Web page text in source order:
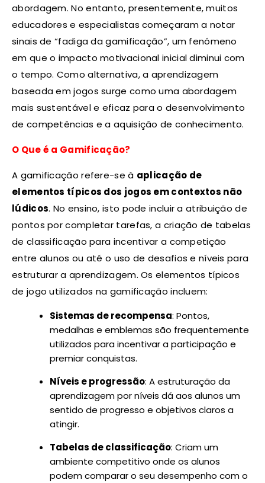
abordagem. No entanto, presentemente, muitos
educadores e especialistas começaram a notar
sinais de “fadiga da gamificação”, um fenómeno
em que o impacto motivacional inicial diminui com
o tempo. Como alternativa, a aprendizagem
baseada em jogos surge como uma abordagem
mais sustentável e eficaz para o desenvolvimento
de competências e a aquisição de conhecimento.
O Que é a Gamificação?
A gamificação refere-se à aplicação de
elementos típicos dos jogos em contextos não
lúdicos. No ensino, isto pode incluir a atribuição de
pontos por completar tarefas, a criação de tabelas
de classificação para incentivar a competição
entre alunos ou até o uso de desafios e níveis para
estruturar a aprendizagem. Os elementos típicos
de jogo utilizados na gamificação incluem:
Sistemas de recompensa: Pontos,
medalhas e emblemas são frequentemente
utilizados para incentivar a participação e
premiar conquistas.
Níveis e progressão: A estruturação da
aprendizagem por níveis dá aos alunos um
sentido de progresso e objetivos claros a
atingir.
Tabelas de classificação: Criam um
ambiente competitivo onde os alunos
podem comparar o seu desempenho com o